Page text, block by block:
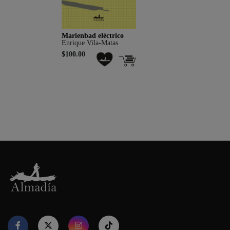
Marienbad eléctrico
Enrique Vila-Matas
$100.00
Nuestro sitio web utiliza cookies para proporcionar su